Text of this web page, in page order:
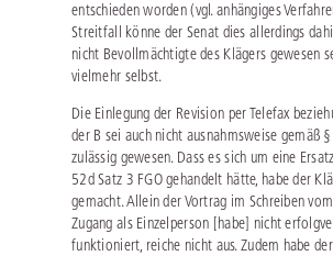
entschieden worden (vgl. anhängiges
Streitfall könne der Senat dies allerdings
nicht Bevollmächtigte des Klägers gewesen
vielmehr selbst.
Die Einlegung der Revision per Telefax
der B sei auch nicht ausnahmsweise gemäß
zulässig gewesen. Dass es sich um eine
52d Satz 3 FGO gehandelt hätte, habe der
gemacht. Allein der Vortrag im Schreiben
Zugang als Einzelperson [habe] nicht
funktioniert, reiche nicht aus. Zudem habe